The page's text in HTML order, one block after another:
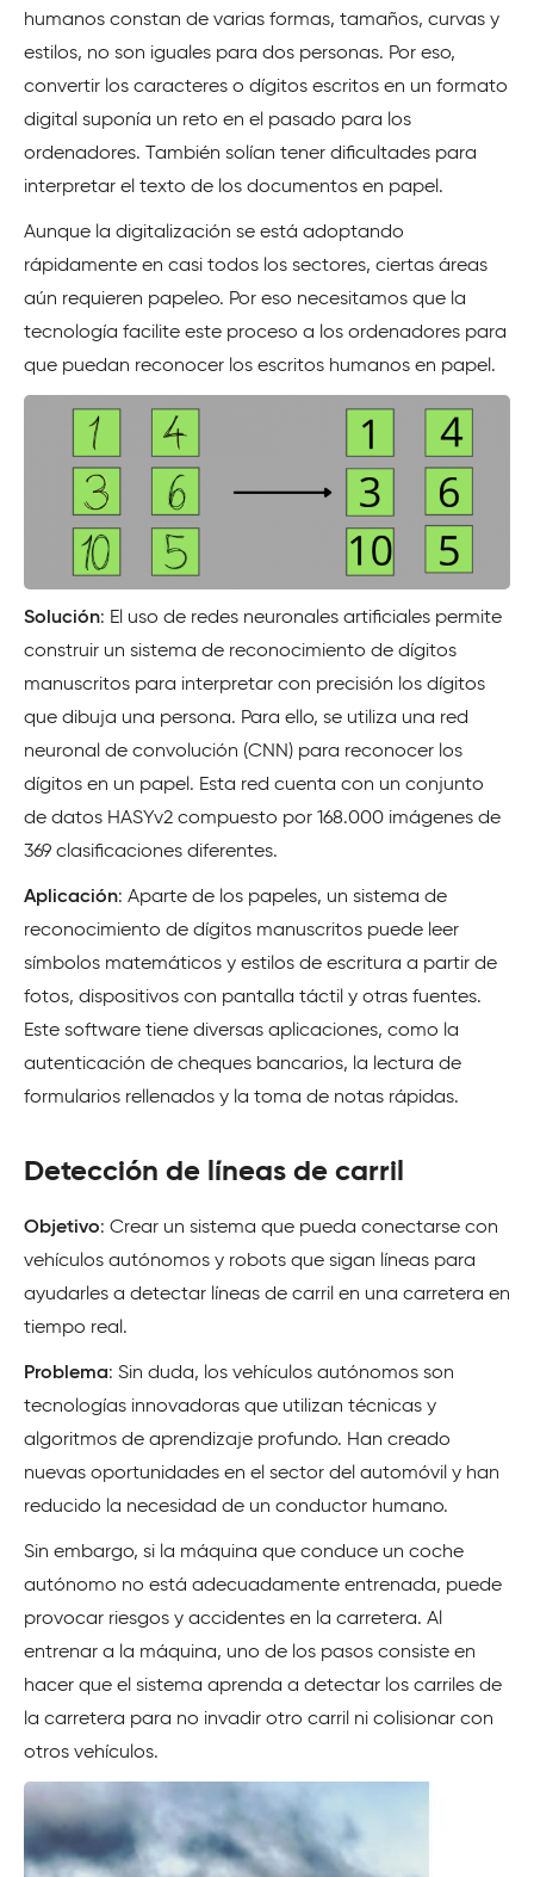
humanos constan de varias formas, tamaños, curvas y
estilos, no son iguales para dos personas. Por eso,
convertir los caracteres o dígitos escritos en un formato
digital suponía un reto en el pasado para los
ordenadores. También solían tener dificultades para
interpretar el texto de los documentos en papel.
Aunque la digitalización se está adoptando
rápidamente en casi todos los sectores, ciertas áreas
aún requieren papeleo. Por eso necesitamos que la
tecnología facilite este proceso a los ordenadores para
que puedan reconocer los escritos humanos en papel.
Solución: El uso de redes neuronales artificiales permite
construir un sistema de reconocimiento de dígitos
manuscritos para interpretar con precisión los dígitos
que dibuja una persona. Para ello, se utiliza una red
neuronal de convolución (CNN) para reconocer los
dígitos en un papel. Esta red cuenta con un conjunto
de datos HASYv2 compuesto por 168.000 imágenes de
369 clasificaciones diferentes.
Aplicación: Aparte de los papeles, un sistema de
reconocimiento de dígitos manuscritos puede leer
símbolos matemáticos y estilos de escritura a partir de
fotos, dispositivos con pantalla táctil y otras fuentes.
Este software tiene diversas aplicaciones, como la
autenticación de cheques bancarios, la lectura de
formularios rellenados y la toma de notas rápidas.
Detección de líneas de carril
Objetivo: Crear un sistema que pueda conectarse con
vehículos autónomos y robots que sigan líneas para
ayudarles a detectar líneas de carril en una carretera en
tiempo real.
Problema: Sin duda, los vehículos autónomos son
tecnologías innovadoras que utilizan técnicas y
algoritmos de aprendizaje profundo. Han creado
nuevas oportunidades en el sector del automóvil y han
reducido la necesidad de un conductor humano.
Sin embargo, si la máquina que conduce un coche
autónomo no está adecuadamente entrenada, puede
provocar riesgos y accidentes en la carretera. Al
entrenar a la máquina, uno de los pasos consiste en
hacer que el sistema aprenda a detectar los carriles de
la carretera para no invadir otro carril ni colisionar con
otros vehículos.